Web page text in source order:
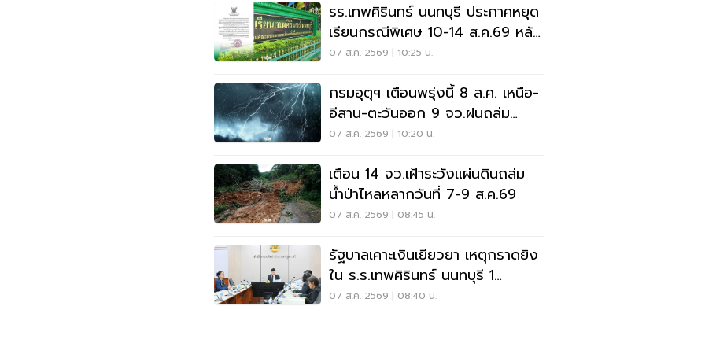
รร.เทพศิรินทร์ นนทบุรี ประกาศหยุด
เรียนกรณีพิเศษ 10-14 ส.ค.69 หลัง
เหตุกราดยิง
07 ส.ค. 2569 | 10:25 น.
กรมอุตุฯ เตือนพรุ่งนี้ 8 ส.ค. เหนือ-
อีสาน-ตะวันออก 9 จว.ฝนถล่ม
ระวังน้ำท่วมฉับพลัน
07 ส.ค. 2569 | 10:20 น.
เตือน 14 จว.เฝ้าระวังแผ่นดินถล่ม
น้ำป่าไหลหลากวันที่ 7-9 ส.ค.69
07 ส.ค. 2569 | 08:45 น.
รัฐบาลเคาะเงินเยียวยา เหตุกราดยิง
ใน ร.ร.เทพศิรินทร์ นนทบุรี 1
แสน-1ล้าน
07 ส.ค. 2569 | 08:40 น.